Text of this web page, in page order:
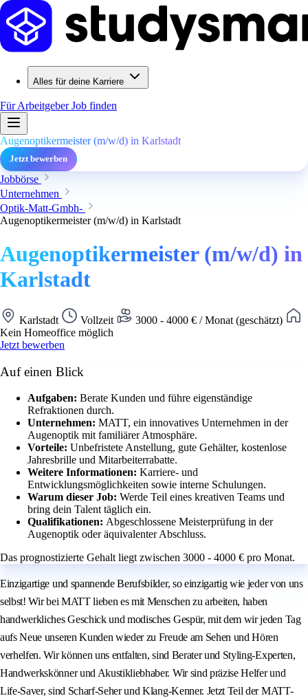
Alles für deine Karriere
Für ArbeitgeberJob finden
Augenoptikermeister (m/w/d) in Karlstadt
Jetzt bewerben
Jobbörse
Unternehmen
Optik-Matt-Gmbh-
Augenoptikermeister (m/w/d) in Karlstadt
Augenoptikermeister (m/w/d) in
Karlstadt
Karlstadt Vollzeit
3000 - 4000 € / Monat (geschätzt)
Kein Homeoffice möglich
Jetzt bewerben
Auf einen Blick
Aufgaben: Berate Kunden und führe eigenständige
Refraktionen durch.
Unternehmen: MATT, ein innovatives Unternehmen in der
Augenoptik mit familiärer Atmosphäre.
Vorteile: Unbefristete Anstellung, gute Gehälter, kostenlose
Jahresbrille und Mitarbeiterrabatte.
Weitere Informationen: Karriere- und
Entwicklungsmöglichkeiten sowie interne Schulungen.
Warum dieser Job: Werde Teil eines kreativen Teams und
bring dein Talent täglich ein.
Qualifikationen: Abgeschlossene Meisterprüfung in der
Augenoptik oder äquivalenter Abschluss.
Das prognostizierte Gehalt liegt zwischen 3000 - 4000 € pro Monat.
Einzigartige und spannende Berufsbilder, so einzigartig wie jeder von uns
selbst! Wir bei MATT lieben es mit Menschen zu arbeiten, haben
handwerkliches Geschick und modisches Gespür, mit dem wir jeden Tag
aufs Neue unseren Kunden wieder zu Freude am Sehen und Hören
verhelfen. Wir können uns entfalten, sind Berater und Styling-Experten,
Handwerkskönner und Akustikliebhaber. Wir sind präzise Helfer und
Life-Saver, sind Scharf-Seher und Klang-Kenner. Jetzt Teil der MATT-